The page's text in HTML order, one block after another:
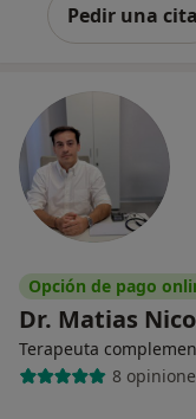
Pedir una cita
Opción de pago
Dr. Matias
Terapeuta
8